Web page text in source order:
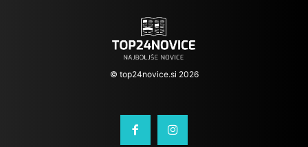
© top24novice.si 2026